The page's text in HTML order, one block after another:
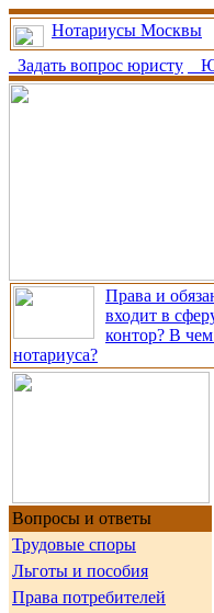
Нотариусы Москвы
Задать вопрос юристу
Права и
входит в
контор? В чем
нотариуса?
Вопросы и ответы
Трудовые споры
Льготы и пособия
Права потребителей